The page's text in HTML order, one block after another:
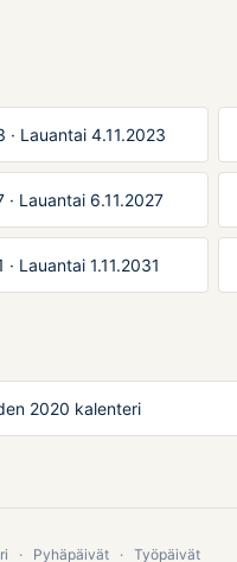
· Lauantai 4.11.2023
· Lauantai 6.11.2027
· Lauantai 1.11.2031
2020 kalenteri
· Pyhäpäivät · Työpäivät